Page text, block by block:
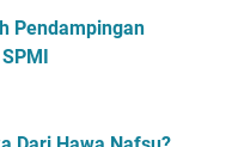
Pendampingan